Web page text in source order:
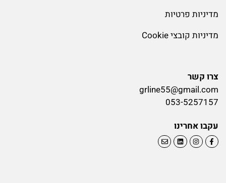
מדיניות פרטיות
מדיניות קובצי Cookie
צרו קשר
grline55@gmail.com
053-5257157
עקבו אחרינו